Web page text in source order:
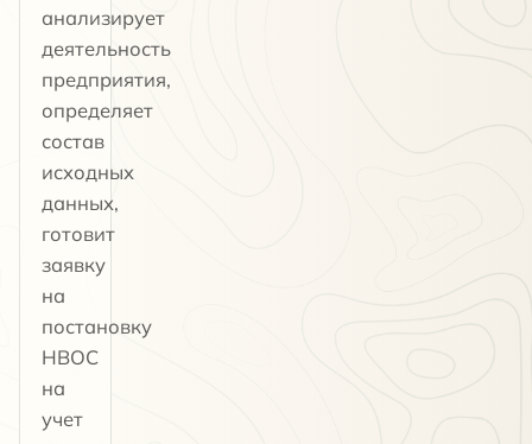
анализирует
деятельность
предприятия,
определяет
состав
исходных
данных,
готовит
заявку
на
постановку
НВОС
на
учет